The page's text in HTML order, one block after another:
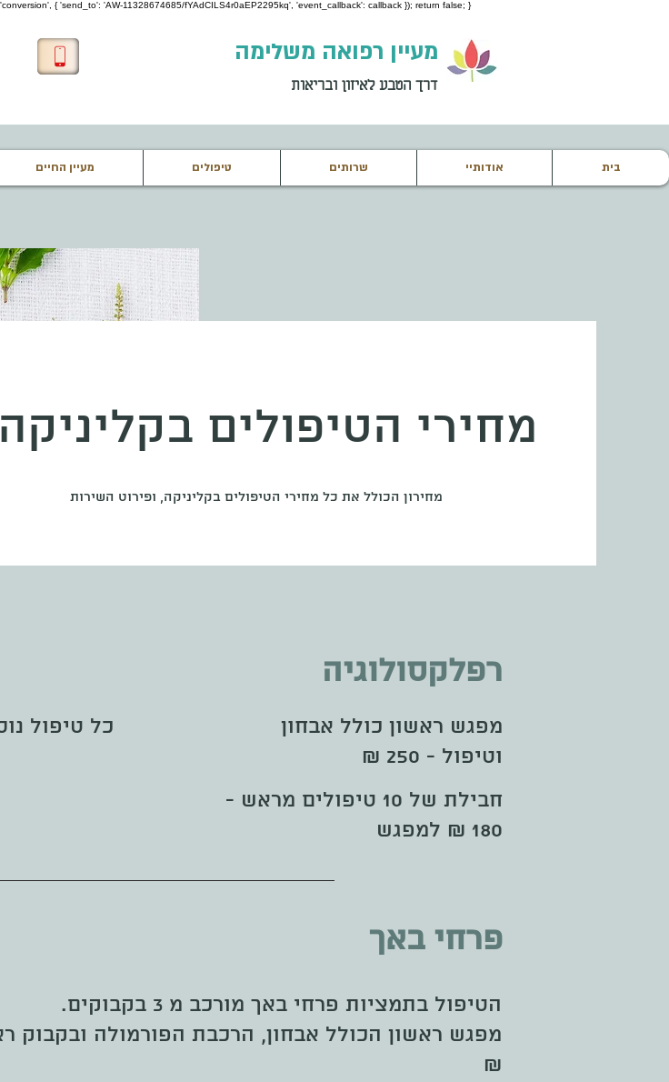
{ 'send_to': 'AW-11328674685/fYAdCILS4r0aEP2295kq', 'event_callback': callback }); return false; }
מעיין רפואה משלימה
דרך הטבע לאיזון ובריאות
בית אודותיי שרותים טיפולים מעיין החיים
מחירי הטיפולים בקליניקה
מחירון הכולל את כל מחירי הטיפולים בקליניקה, ופירוט השירות
רפלקסולוגיה
כל טיפול נוסף -
מפגש ראשון כולל אבחון
וטיפול - 250 ₪
חבילת של 10 טיפולים מראש -
180 ₪ למפגש
פרחי באך
הטיפול בתמציות פרחי באך מורכב מ 3 בקבוקים.
₪